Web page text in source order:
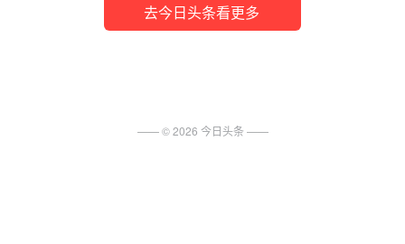
去今日头条看更多
—— ©2026 今日头条 ——